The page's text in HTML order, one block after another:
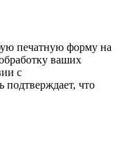
печатную форму на
ваших
с
подтверждает, что